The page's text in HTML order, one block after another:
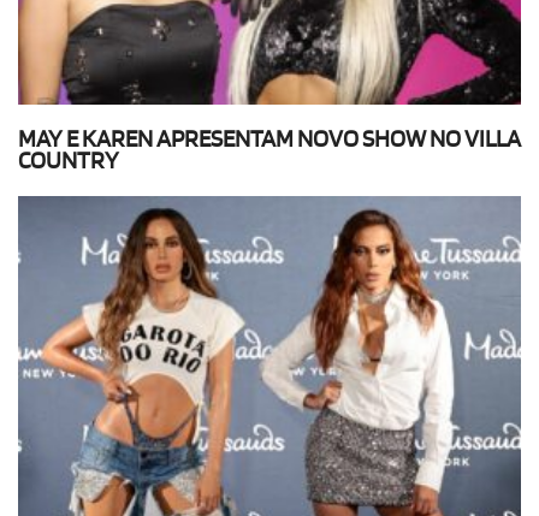
MAY E KAREN APRESENTAM NOVO SHOW NO VILLA
COUNTRY